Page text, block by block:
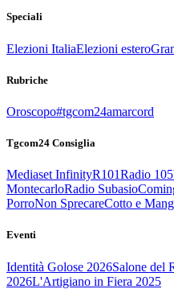
Speciali
Elezioni ItaliaElezioni estero
Rubriche
Oroscopo#tgcom24amarcord
Tgcom24 Consiglia
Mediaset InfinityR101Radio 105
MontecarloRadio Subasio
PorroNon SprecareCotto e
Eventi
Identità Golose 2026Salone del
2026L'Artigiano in Fiera 2025